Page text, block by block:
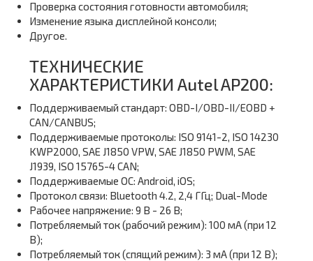
Проверка состояния готовности автомобиля;
Изменение языка дисплейной консоли;
Другое.
ТЕХНИЧЕСКИЕ
ХАРАКТЕРИСТИКИ Autel AP200:
Поддерживаемый стандарт: OBD-I/OBD-II/EOBD +
CAN/CANBUS;
Поддерживаемые протоколы: ISO 9141-2, ISO 14230
KWP2000, SAE J1850 VPW, SAE J1850 PWM, SAE
J1939, ISO 15765-4 CAN;
Поддерживаемые ОС: Android, iOS;
Протокол связи: Bluetooth 4.2, 2,4 ГГц; Dual-Mode
Рабочее напряжение: 9 В - 26 В;
Потребляемый ток (рабочий режим): 100 мА (при 12
В);
Потребляемый ток (спящий режим): 3 мА (при 12 В);